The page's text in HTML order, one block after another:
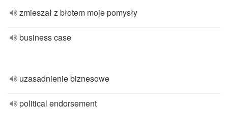
zmieszał z błotem moje pomysły
business case
uzasadnienie biznesowe
political endorsement